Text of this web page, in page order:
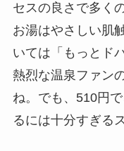
セスの良さで多く
お湯はやさしい肌
いては「もっとド
熱烈な温泉ファン
ね。でも、510円
るには十分すぎる